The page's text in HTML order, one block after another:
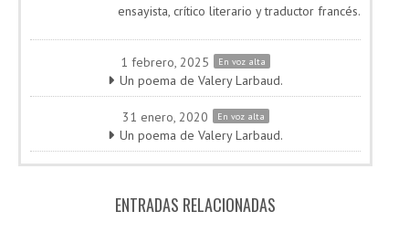
ensayista, crítico literario y traductor francés.
1 febrero, 2025 En voz alta
Un poema de Valery Larbaud.
31 enero, 2020 En voz alta
Un poema de Valery Larbaud.
ENTRADAS RELACIONADAS